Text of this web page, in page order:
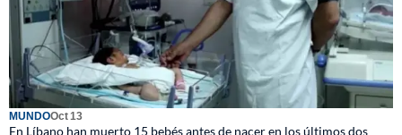
MUNDOOct 13
En Líbano han muerto 15 bebés antes de nacer en los últimos dos